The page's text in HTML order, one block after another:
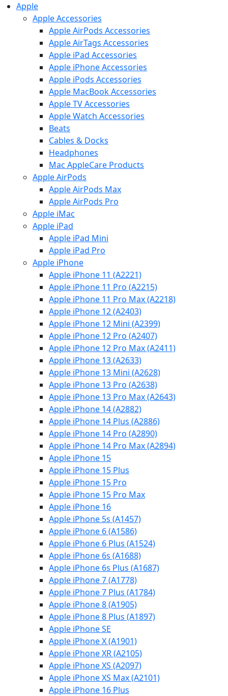
Apple
Apple Accessories
Apple AirPods Accessories
Apple AirTags Accessories
Apple iPad Accessories
Apple iPhone Accessories
Apple iPods Accessories
Apple MacBook Accessories
Apple TV Accessories
Apple Watch Accessories
Beats
Cables & Docks
Headphones
Mac AppleCare Products
Apple AirPods
Apple AirPods Max
Apple AirPods Pro
Apple iMac
Apple iPad
Apple iPad Mini
Apple iPad Pro
Apple iPhone
Apple iPhone 11 (A2221)
Apple iPhone 11 Pro (A2215)
Apple iPhone 11 Pro Max (A2218)
Apple iPhone 12 (A2403)
Apple iPhone 12 Mini (A2399)
Apple iPhone 12 Pro (A2407)
Apple iPhone 12 Pro Max (A2411)
Apple iPhone 13 (A2633)
Apple iPhone 13 Mini (A2628)
Apple iPhone 13 Pro (A2638)
Apple iPhone 13 Pro Max (A2643)
Apple iPhone 14 (A2882)
Apple iPhone 14 Plus (A2886)
Apple iPhone 14 Pro (A2890)
Apple iPhone 14 Pro Max (A2894)
Apple iPhone 15
Apple iPhone 15 Plus
Apple iPhone 15 Pro
Apple iPhone 15 Pro Max
Apple iPhone 16
Apple iPhone 5s (A1457)
Apple iPhone 6 (A1586)
Apple iPhone 6 Plus (A1524)
Apple iPhone 6s (A1688)
Apple iPhone 6s Plus (A1687)
Apple iPhone 7 (A1778)
Apple iPhone 7 Plus (A1784)
Apple iPhone 8 (A1905)
Apple iPhone 8 Plus (A1897)
Apple iPhone SE
Apple iPhone X (A1901)
Apple iPhone XR (A2105)
Apple iPhone XS (A2097)
Apple iPhone XS Max (A2101)
Apple iPhone 16 Plus